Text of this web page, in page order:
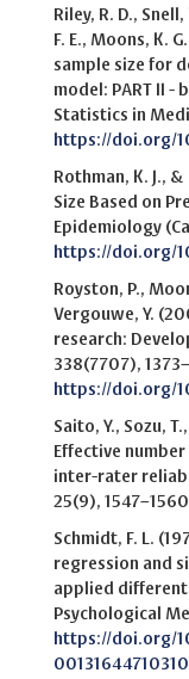
Riley, R. D.,
F. E., Moons, K.
sample size for
model: PART II -
Statistics in
https://doi.org/
Rothman, K. J.,
Size Based on
Epidemiology
https://doi.org/
Royston, P.,
Vergouwe, Y.
research:
338(7707),
https://doi.org/
Saito, Y., Sozu,
Effective
inter-rater
25(9),
Schmidt, F. L.
regression and
applied
Psychological
https://doi.org/